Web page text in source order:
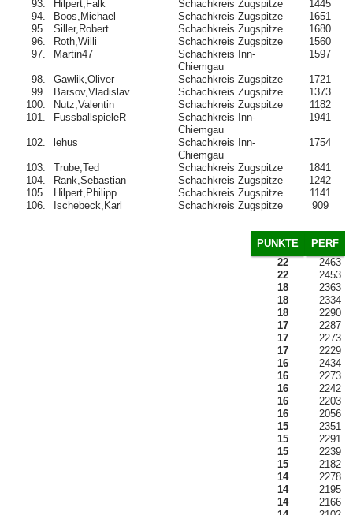
93.
Hilpert,Falk Schachkreis Zugspitze
1445
94.
Boos,Michael Schachkreis Zugspitze
1651
95.
Siller,Robert Schachkreis Zugspitze
1680
96.
Roth,Willi Schachkreis Zugspitze
1560
97.
Martin47
Schachkreis Inn-
Chiemgau
1597
98. Gawlik,Oliver Schachkreis Zugspitze
1721
99.
Barsov,Vladislav Schachkreis Zugspitze
1373
100.
Nutz,Valentin Schachkreis Zugspitze
1182
101.
FussballspieleR
Schachkreis Inn-
Chiemgau
1941
102. lehus
Schachkreis Inn-
Chiemgau
1754
103. Trube,Ted Schachkreis Zugspitze
1841
104.
Rank,Sebastian Schachkreis Zugspitze
1242
105.
Hilpert,Philipp Schachkreis Zugspitze
1141
106.
Ischebeck,Karl Schachkreis Zugspitze 909
PUNKTE
PERF
22
2463
22
2453
18
2363
18
2334
18
2290
17
2287
17
2273
17
2229
16
2434
16
2273
16
2242
16
2203
16
2056
15
2351
15
2291
15
2239
15
2182
14
2278
14
2195
14
2166